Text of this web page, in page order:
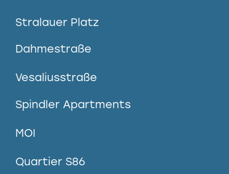
Stralauer Platz
Dahmestraße
Vesaliusstraße
Spindler Apartments
MOI
Quartier S86